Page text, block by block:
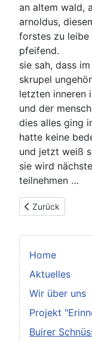
Home
Aktuelles
Wir über uns
Projekt
Buirer
an altem wald,
arnoldus,
forstes zu leibe
pfeifend.
sie sah, dass
skrupel
letzten inneren
und der
dies alles ging
hatte keine
und jetzt weiß
sie wird
teilnehmen …
Vorheriger
Zurück